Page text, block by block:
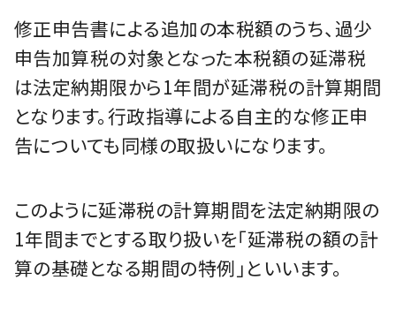
修正申告書による追加の本税額のうち、過少
申告加算税の対象となった本税額の延滞税
は法定納期限から1年間が延滞税の計算期間
となります。行政指導による自主的な修正申
告についても同様の取扱いになります。
このように延滞税の計算期間を法定納期限の
1年間までとする取り扱いを「延滞税の額の計
算の基礎となる期間の特例」といいます。